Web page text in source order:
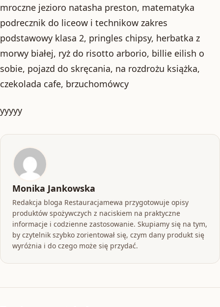
mroczne jezioro natasha preston, matematyka
podrecznik do liceow i technikow zakres
podstawowy klasa 2, pringles chipsy, herbatka z
morwy białej, ryż do risotto arborio, billie eilish o
sobie, pojazd do skręcania, na rozdrożu książka,
czekolada cafe, brzuchomówcy
yyyyy
Monika Jankowska
Redakcja bloga Restauracjamewa przygotowuje opisy
produktów spożywczych z naciskiem na praktyczne
informacje i codzienne zastosowanie. Skupiamy się na tym,
by czytelnik szybko zorientował się, czym dany produkt się
wyróżnia i do czego może się przydać.